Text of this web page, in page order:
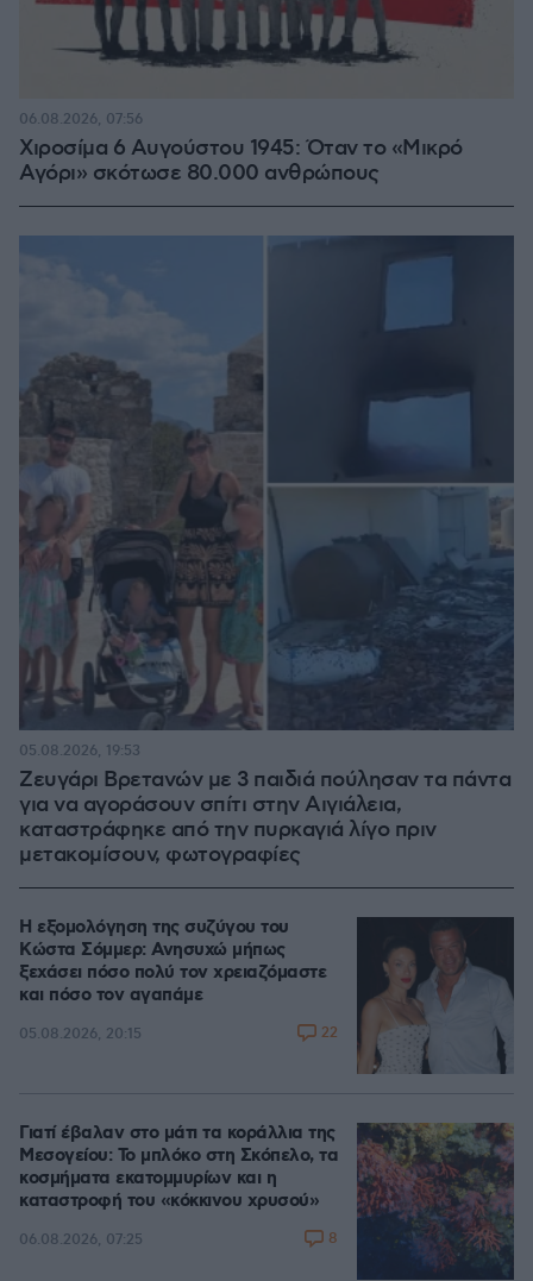
Χιροσίμα 6 Αυγούστου 1945: Όταν το «Μικρό
Αγόρι» σκότωσε 80.000 ανθρώπους
06.08.2026, 07:56
Ζευγάρι Βρετανών με 3 παιδιά πούλησαν τα πάντα
για να αγοράσουν σπίτι στην Αιγιάλεια,
καταστράφηκε από την πυρκαγιά λίγο πριν
μετακομίσουν, φωτογραφίες
05.08.2026, 19:53
Η εξομολόγηση της συζύγου του
Κώστα Σόμμερ: Ανησυχώ μήπως
ξεχάσει πόσο πολύ τον χρειαζόμαστε
και πόσο τον αγαπάμε
05.08.2026, 20:15 22
Γιατί έβαλαν στο μάτι τα κοράλλια της
Μεσογείου: Το μπλόκο στη Σκόπελο, τα
κοσμήματα εκατομμυρίων και η
καταστροφή του «κόκκινου χρυσού»
06.08.2026, 07:25 8